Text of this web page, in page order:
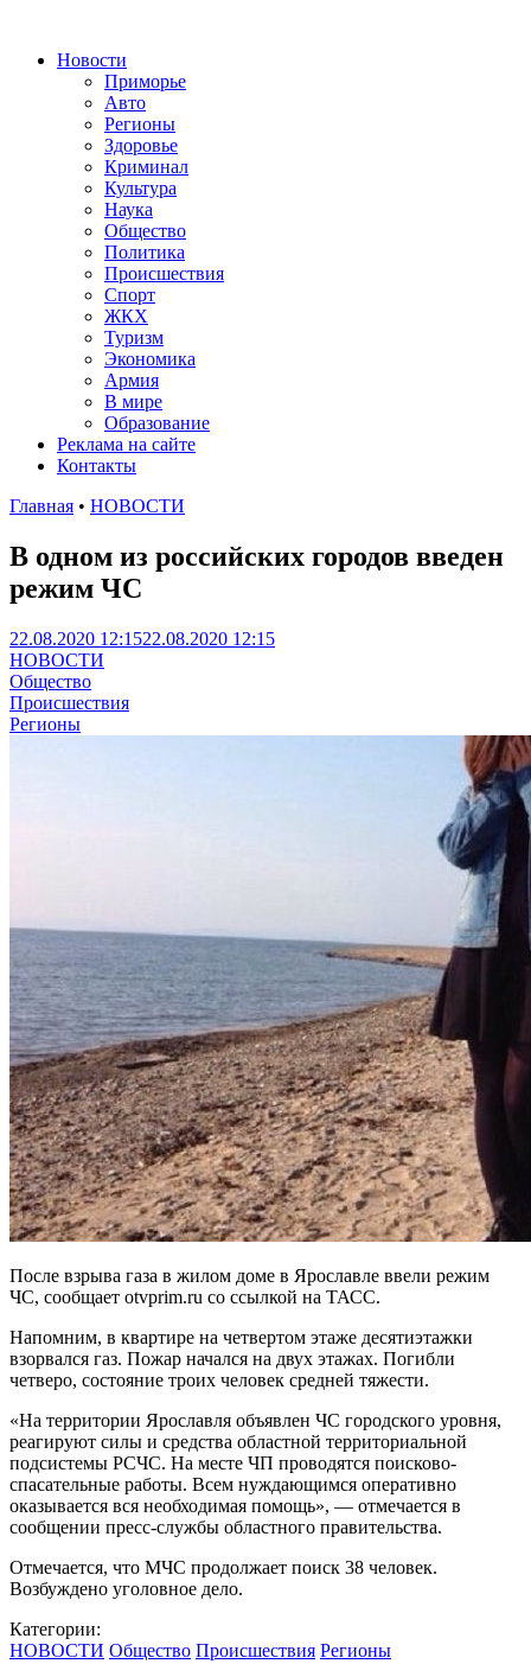
Новости
Приморье
Авто
Регионы
Здоровье
Криминал
Культура
Наука
Общество
Политика
Происшествия
Спорт
ЖКХ
Туризм
Экономика
Армия
В мире
Образование
Реклама на сайте
Контакты
Главная • НОВОСТИ
В одном из российских городов введен
режим ЧС
22.08.2020 12:1522.08.2020 12:15
НОВОСТИ
Общество
Происшествия
Регионы
После взрыва газа в жилом доме в Ярославле ввели режим
ЧС, сообщает otvprim.ru со ссылкой на ТАСС.
Напомним, в квартире на четвертом этаже десятиэтажки
взорвался газ. Пожар начался на двух этажах. Погибли
четверо, состояние троих человек средней тяжести.
«На территории Ярославля объявлен ЧС городского уровня,
реагируют силы и средства областной территориальной
подсистемы РСЧС. На месте ЧП проводятся поисково-
спасательные работы. Всем нуждающимся оперативно
оказывается вся необходимая помощь», — отмечается в
сообщении пресс-службы областного правительства.
Отмечается, что МЧС продолжает поиск 38 человек.
Возбуждено уголовное дело.
Категории:
НОВОСТИ Общество Происшествия Регионы